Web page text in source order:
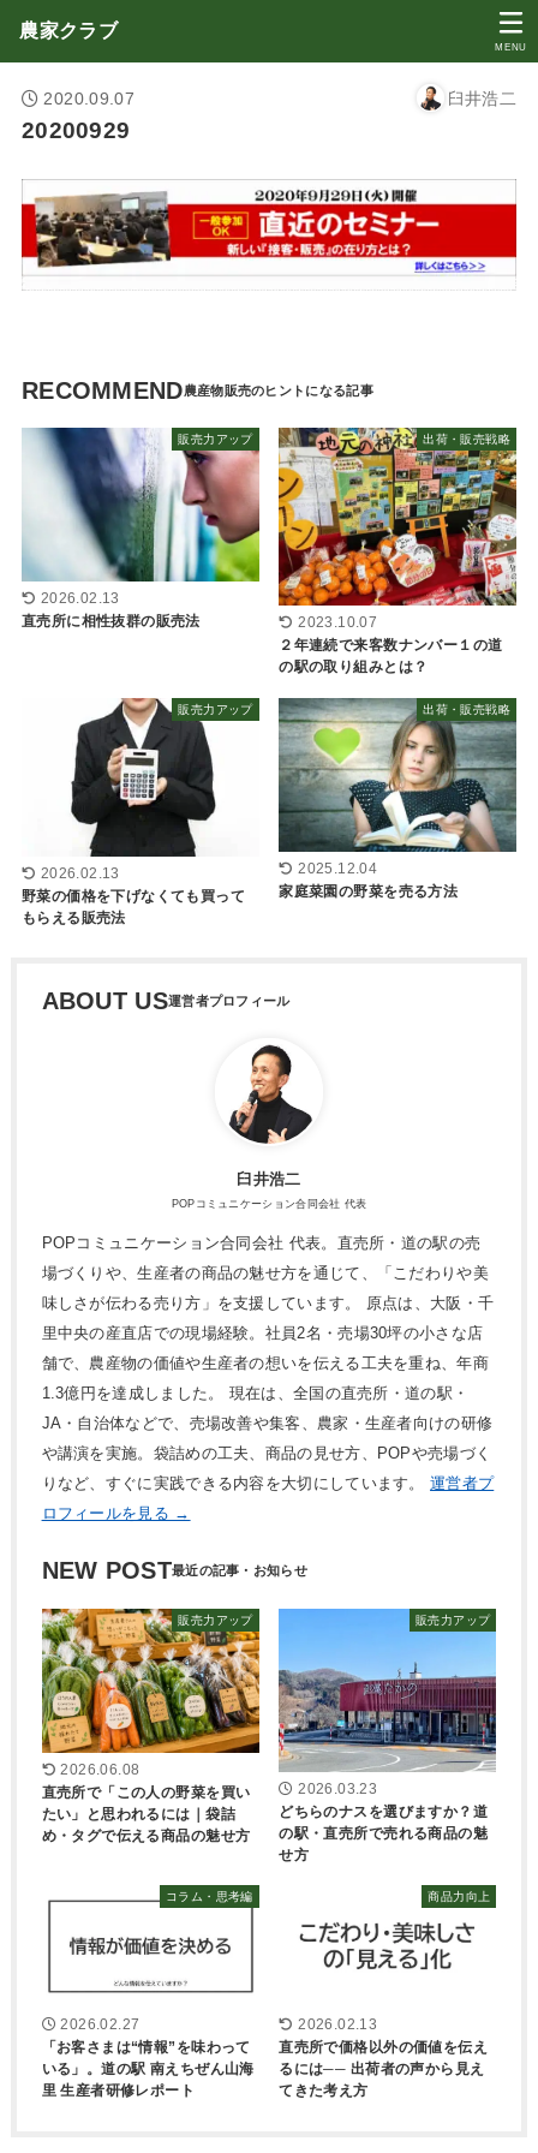
農家クラブ
MENU
2020.09.07 臼井浩二
20200929
RECOMMEND
販売力アップ
2026.02.13
直売所に相性抜群の販売法
出荷・販売戦略
2023.10.07
２年連続で来客数ナンバー１の道
の駅の取り組みとは？
販売力アップ
2026.02.13
野菜の価格を下げなくても買って
もらえる販売法
出荷・販売戦略
2025.12.04
家庭菜園の野菜を売る方法
ABOUT US
臼井浩二
POPコミュニケーション合同会社 代表
POPコミュニケーション合同会社 代表。直売所・道の駅の売
場づくりや、生産者の商品の魅せ方を通じて、「こだわりや美
味しさが伝わる売り方」を支援しています。 原点は、大阪・千
里中央の産直店での現場経験。社員2名・売場30坪の小さな店
舗で、農産物の価値や生産者の想いを伝える工夫を重ね、年商
1.3億円を達成しました。 現在は、全国の直売所・道の駅・
JA・自治体などで、売場改善や集客、農家・生産者向けの研修
や講演を実施。袋詰めの工夫、商品の見せ方、POPや売場づく
りなど、すぐに実践できる内容を大切にしています。運営者プ
ロフィールを見る →
NEW POST
販売力アップ
2026.06.08
直売所で「この人の野菜を買い
たい」と思われるには｜袋詰
め・タグで伝える商品の魅せ方
販売力アップ
2026.03.23
どちらのナスを選びますか？道
の駅・直売所で売れる商品の魅
せ方
コラム・思考編
2026.02.27
「お客さまは“情報”を味わって
いる」。道の駅 南えちぜん山海
里 生産者研修レポート
商品力向上
2026.02.13
直売所で価格以外の価値を伝え
るには── 出荷者の声から見え
てきた考え方